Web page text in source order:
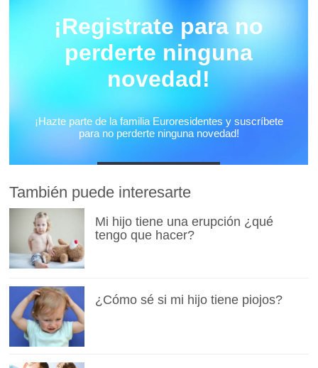
También puede interesarte
Mi hijo tiene una erupción ¿qué
tengo que hacer?
¿Cómo sé si mi hijo tiene piojos?